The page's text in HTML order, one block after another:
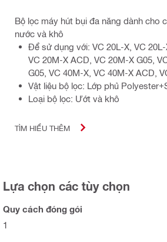
Bộ lọc máy hút bụi đa năng dành cho
nước và khô
Để sử dụng với: VC 20L-X, VC 20L-
VC 20M-X ACD, VC 20M-X G05,
G05, VC 40M-X, VC 40M-X ACD,
Vật liệu bộ lọc: Lớp phủ
Loại bộ lọc: Ướt và khô
TÌM HIỂU THÊM
Lựa chọn các tùy chọn
Quy cách đóng gói
1